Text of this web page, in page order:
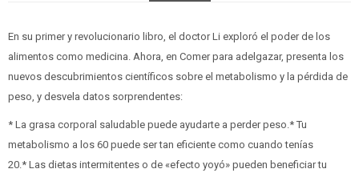
En su primer y revolucionario libro, el doctor Li exploró el poder de los
alimentos como medicina. Ahora, en Comer para adelgazar, presenta los
nuevos descubrimientos científicos sobre el metabolismo y la pérdida de
peso, y desvela datos sorprendentes:
* La grasa corporal saludable puede ayudarte a perder peso.* Tu
metabolismo a los 60 puede ser tan eficiente como cuando tenías
20.* Las dietas intermitentes o de «efecto yoyó» pueden beneficiar tu